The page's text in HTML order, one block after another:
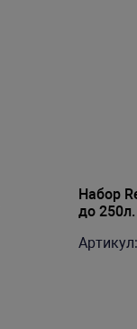
Набор
до 250л.